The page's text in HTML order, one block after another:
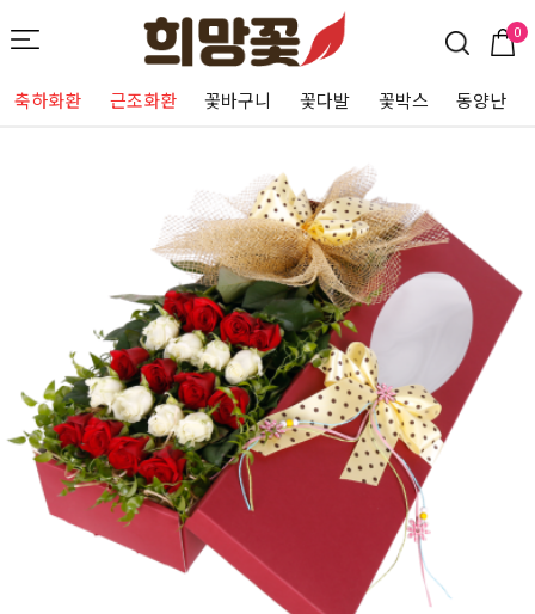
0
축하화환 근조화환 꽃바구니 꽃다발 꽃박스 동양난